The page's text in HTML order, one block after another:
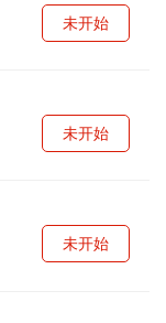
未开始
未开始
未开始